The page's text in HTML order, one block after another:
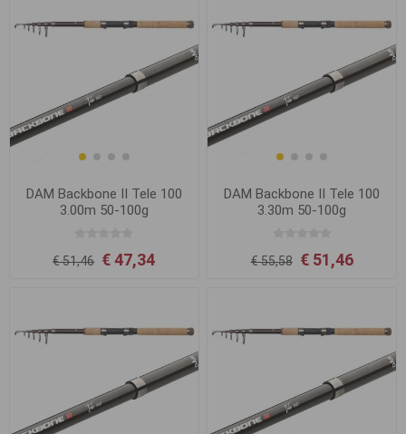
DAM Backbone II Tele 100
3.00m 50-100g
€ 51,46 € 47,34
DAM Backbone II Tele 100
3.30m 50-100g
€ 55,58 € 51,46